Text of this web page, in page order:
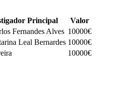
Principal
Valor
Fernandes Alves 10000€
Leal Bernardes 10000€
10000€